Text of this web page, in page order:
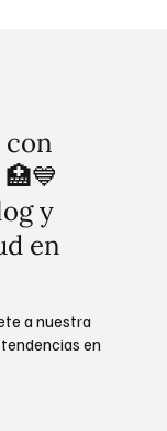
con
y
en
a nuestra
en